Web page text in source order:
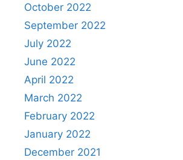
October 2022
September 2022
July 2022
June 2022
April 2022
March 2022
February 2022
January 2022
December 2021